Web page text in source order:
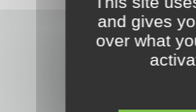
and gives
over what